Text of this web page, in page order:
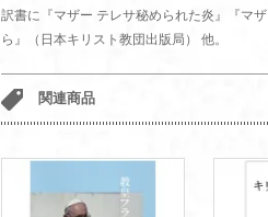
訳書に『マザー テレサ秘められた炎』『マ
ら』（日本キリスト教団出版局） 他。
関連商品